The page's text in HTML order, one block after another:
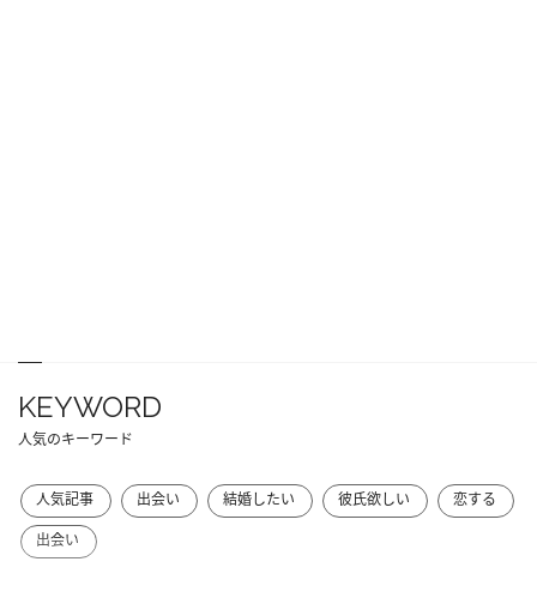
KEYWORD
人気のキーワード
人気記事 出会い 結婚したい 彼氏欲しい
恋する
出会い